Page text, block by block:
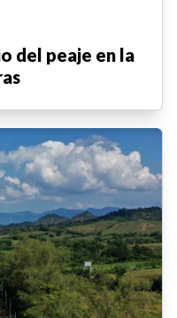
del peaje en la